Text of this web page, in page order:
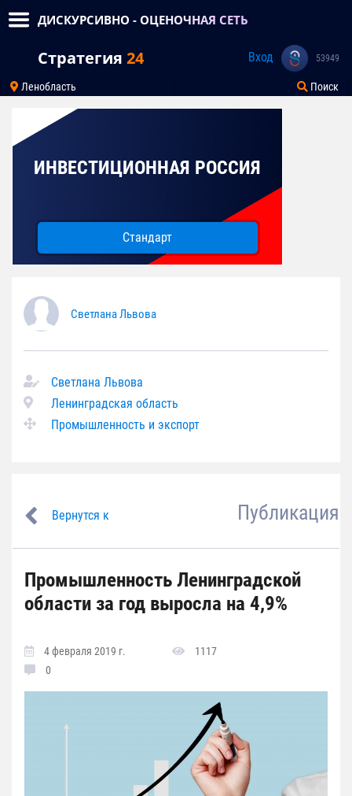
ДИСКУРСИВНО - ОЦЕНОЧНАЯ СЕТЬ
Стратегия 24 Вход 53949
Ленобласть Поиск
ИНВЕСТИЦИОННАЯ РОССИЯ
Стандарт
Светлана Львова
Светлана Львова
Ленинградская область
Промышленность и экспорт
Вернутся к Публикация
Промышленность Ленинградской
области за год выросла на 4,9%
4 февраля 2019 г.
1117
0